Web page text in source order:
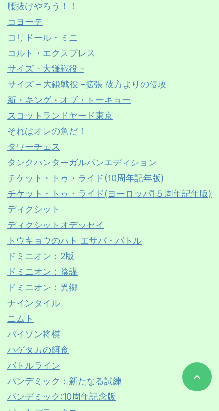
腰抜けやろう！！
コヨーテ
コリドール・ミニ
コルト・エクスプレス
サイズ - 大鎌戦役 -
サイズ – 大鎌戦役 –拡張 彼方よりの侵攻
新・キング・オブ・トーキョー
スコットランドヤード東京
それはオレの魚だ！
タワーチェス
タンクハンターガルパンエディション
チケット・トゥ・ライド(10周年記年版)
チケット・トゥ・ライド(ヨーロッパ1５周年記年版)
ディクシット
ディクシットオデッセイ
トウキョウのハト エサバ・バトル
ドミニオン：2版
ドミニオン：陰謀
ドミニオン：異郷
ナインタイル
ニムト
バイソン将棋
ハゲタカの餌食
バトルライン
パンデミック：新たなる試練
パンデミック:10周年記念版